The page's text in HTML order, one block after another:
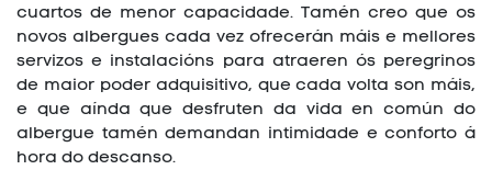
cuartos de menor capacidade. Tamén creo que os
novos albergues cada vez ofrecerán máis e mellores
servizos e instalacións para atraeren ós peregrinos
de maior poder adquisitivo, que cada volta son máis,
e que aínda que desfruten da vida en común do
albergue tamén demandan intimidade e conforto á
hora do descanso.